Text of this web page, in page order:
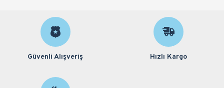
Güvenli Alışveriş Hızlı Kargo